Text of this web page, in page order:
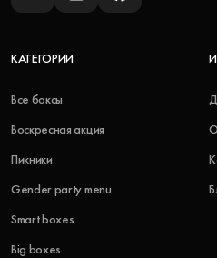
КАТЕГОРИИ
Все боксы
Воскресная акция
Пикники
Gender party menu
Smart boxes
Big boxes